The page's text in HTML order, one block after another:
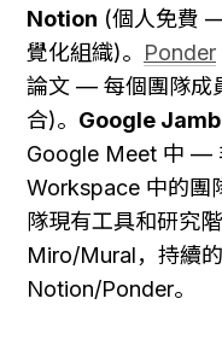
Notion (個人免費
覺化組織)。 Ponder
論文 — 每個團隊成
合)。 Google
Google Meet 中 —
Workspace 中的團
隊現有工具和研究
Miro/Mural，持續
Notion/Ponder。